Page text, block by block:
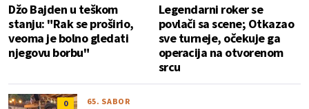
Džo Bajden u teškom
stanju: "Rak se proširio,
veoma je bolno gledati
njegovu borbu"
Legendarni roker se
povlači sa scene; Otkazao
sve turneje, očekuje ga
operacija na otvorenom
srcu
0 65. SABOR